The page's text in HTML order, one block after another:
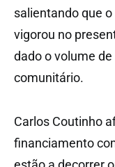
salientando que
vigorou no
dado o volume
comunitário.
Carlos Coutinho
financiamento